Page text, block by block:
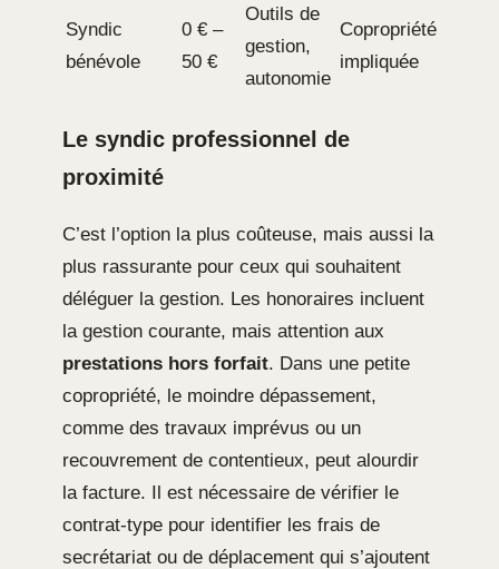
Syndic
bénévole
0 € –
50 €
Outils de
gestion,
autonomie
Copropriété
impliquée
Le syndic professionnel de
proximité
C’est l’option la plus coûteuse, mais aussi la
plus rassurante pour ceux qui souhaitent
déléguer la gestion. Les honoraires incluent
la gestion courante, mais attention aux
prestations hors forfait. Dans une petite
copropriété, le moindre dépassement,
comme des travaux imprévus ou un
recouvrement de contentieux, peut alourdir
la facture. Il est nécessaire de vérifier le
contrat-type pour identifier les frais de
secrétariat ou de déplacement qui s’ajoutent